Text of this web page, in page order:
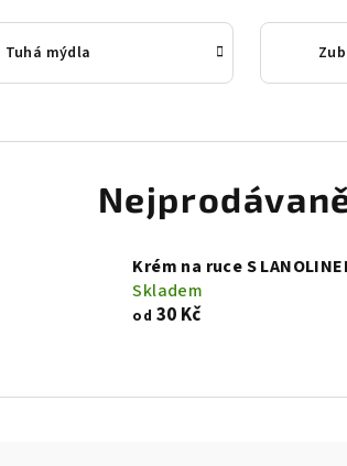
Tuhá mýdla
Krém na ruce S
Skladem
od 30 Kč